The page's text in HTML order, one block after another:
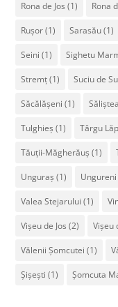
Rona de Jos (1) Rona
Rușor(1) Sarasău(1)
Seini (1) Sighetu
Stremț(1) Suciu de
Săcălășeni (1)
Tulghieș (1) Târgu
Tăuții-Măgherăuș (1)
Unguraș (1) Ungureni
Valea Stejarului (1)
Vișeu de Jos (2) Vișeu
Vălenii Șomcutei (1)
Șișești (1) Șomcuta